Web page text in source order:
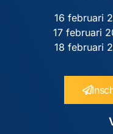
16 februari
17 februari
18 februari